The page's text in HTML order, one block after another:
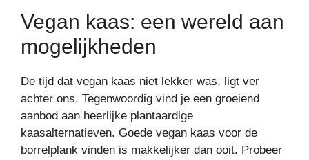
Vegan kaas: een wereld aan
mogelijkheden
De tijd dat vegan kaas niet lekker was, ligt ver
achter ons. Tegenwoordig vind je een groeiend
aanbod aan heerlijke plantaardige
kaasalternatieven. Goede vegan kaas voor de
borrelplank vinden is makkelijker dan ooit. Probeer